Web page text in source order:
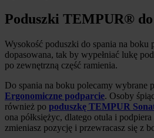
Poduszki TEMPUR®
Wysokość poduszki do spania na
dopasowana, tak by wypełniać lukę
po zewnętrzną część ramienia.
Do spania na boku polecamy wybrane
Ergonomiczne podparcie. Osoby
również po poduszkę TEMPUR
ona półksiężyc, dlatego otula i
zmieniasz pozycję i przewracasz się z